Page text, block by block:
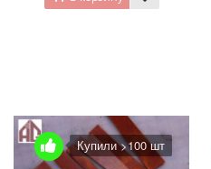
Купили >100 шт